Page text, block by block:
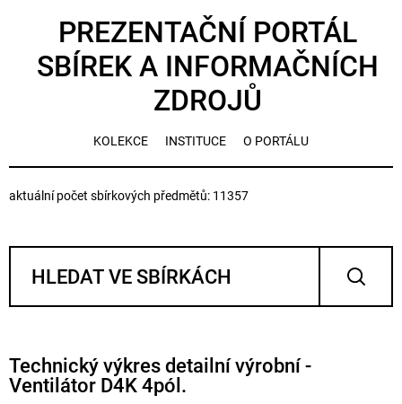
PREZENTAČNÍ PORTÁL
SBÍREK A INFORMAČNÍCH
ZDROJŮ
KOLEKCE INSTITUCE O PORTÁLU
aktuální počet sbírkových předmětů: 11357
Technický výkres detailní výrobní -
Ventilátor D4K 4pól.